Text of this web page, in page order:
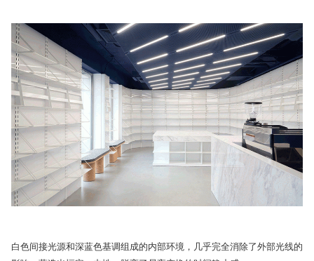
白色间接光源和深蓝色基调组成的内部环境，几乎完全消除了外部光线的